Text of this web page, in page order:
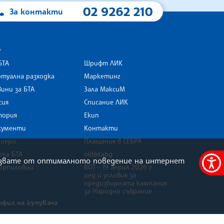
Меню
За контакти 02 9262 210
разходка
за БТА
БТА
Шрифт ЛИК
Маркетинг
Зала МаксиМ
Списание ЛИК
Екип
Контакти
Плащания в СЕБРА
old.bta.bg
ВОТ - 19 април 2026 г .
ред и условия за
предизборната кампания
за Народно събрание
на купувача
от оптималното поведение на интернет